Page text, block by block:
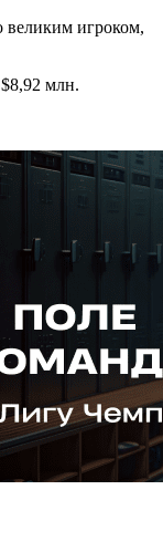
великим игроком,
млн.